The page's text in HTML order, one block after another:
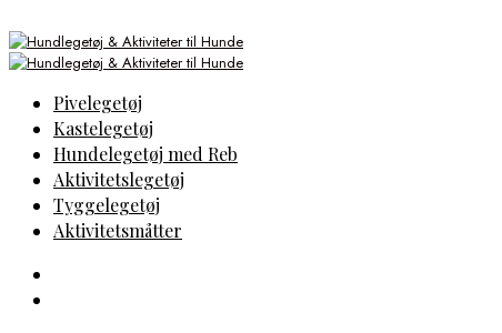
Pivelegetøj
Kastelegetøj
Hundelegetøj med Reb
Aktivitetslegetøj
Tyggelegetøj
Aktivitetsmåtter